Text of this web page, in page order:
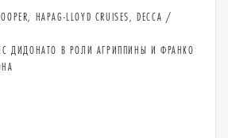
HAPAG-LLOYD CRUISES, DECCA /
ДИДОНАТО В РОЛИ АГРИППИНЫ И ФРАНКО